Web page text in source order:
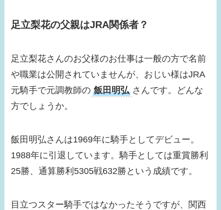
況は？
収がすごい！相方西村
瑞樹との差が激しい？
【画像】小芝風花はド
ンが話題に！
【画像】みちょぱの旦
那との馴れ初めは？す
る！
足立梨花の父親はJRA関係者？
足立梨花さんのお父様のお仕事は一般の方で名前
や職業は公開されていませんが、おじい様はJRA
元騎手で元調教師の 飯田明弘 さんです。どんな
方でしょうか。
飯田明弘さんは1969年に騎手としてデビュー。
1988年に引退しています。騎手としては重賞勝利
25勝、通算勝利5305戦632勝という成績です。
目立つスター騎手ではなかったそうですが、関西